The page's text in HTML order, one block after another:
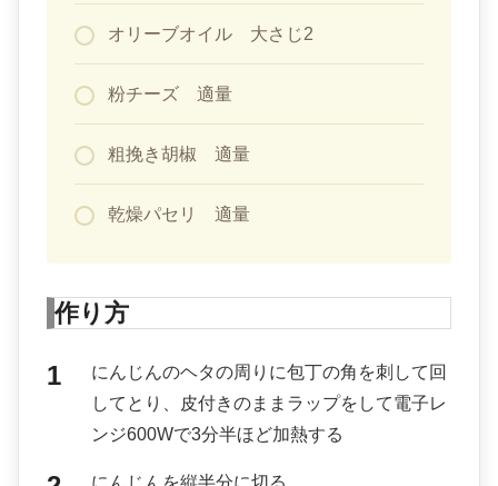
オリーブオイル 大さじ2
粉チーズ 適量
粗挽き胡椒 適量
乾燥パセリ 適量
作り方
にんじんのヘタの周りに包丁の角を刺して回
してとり、皮付きのままラップをして電子レ
ンジ600Wで3分半ほど加熱する